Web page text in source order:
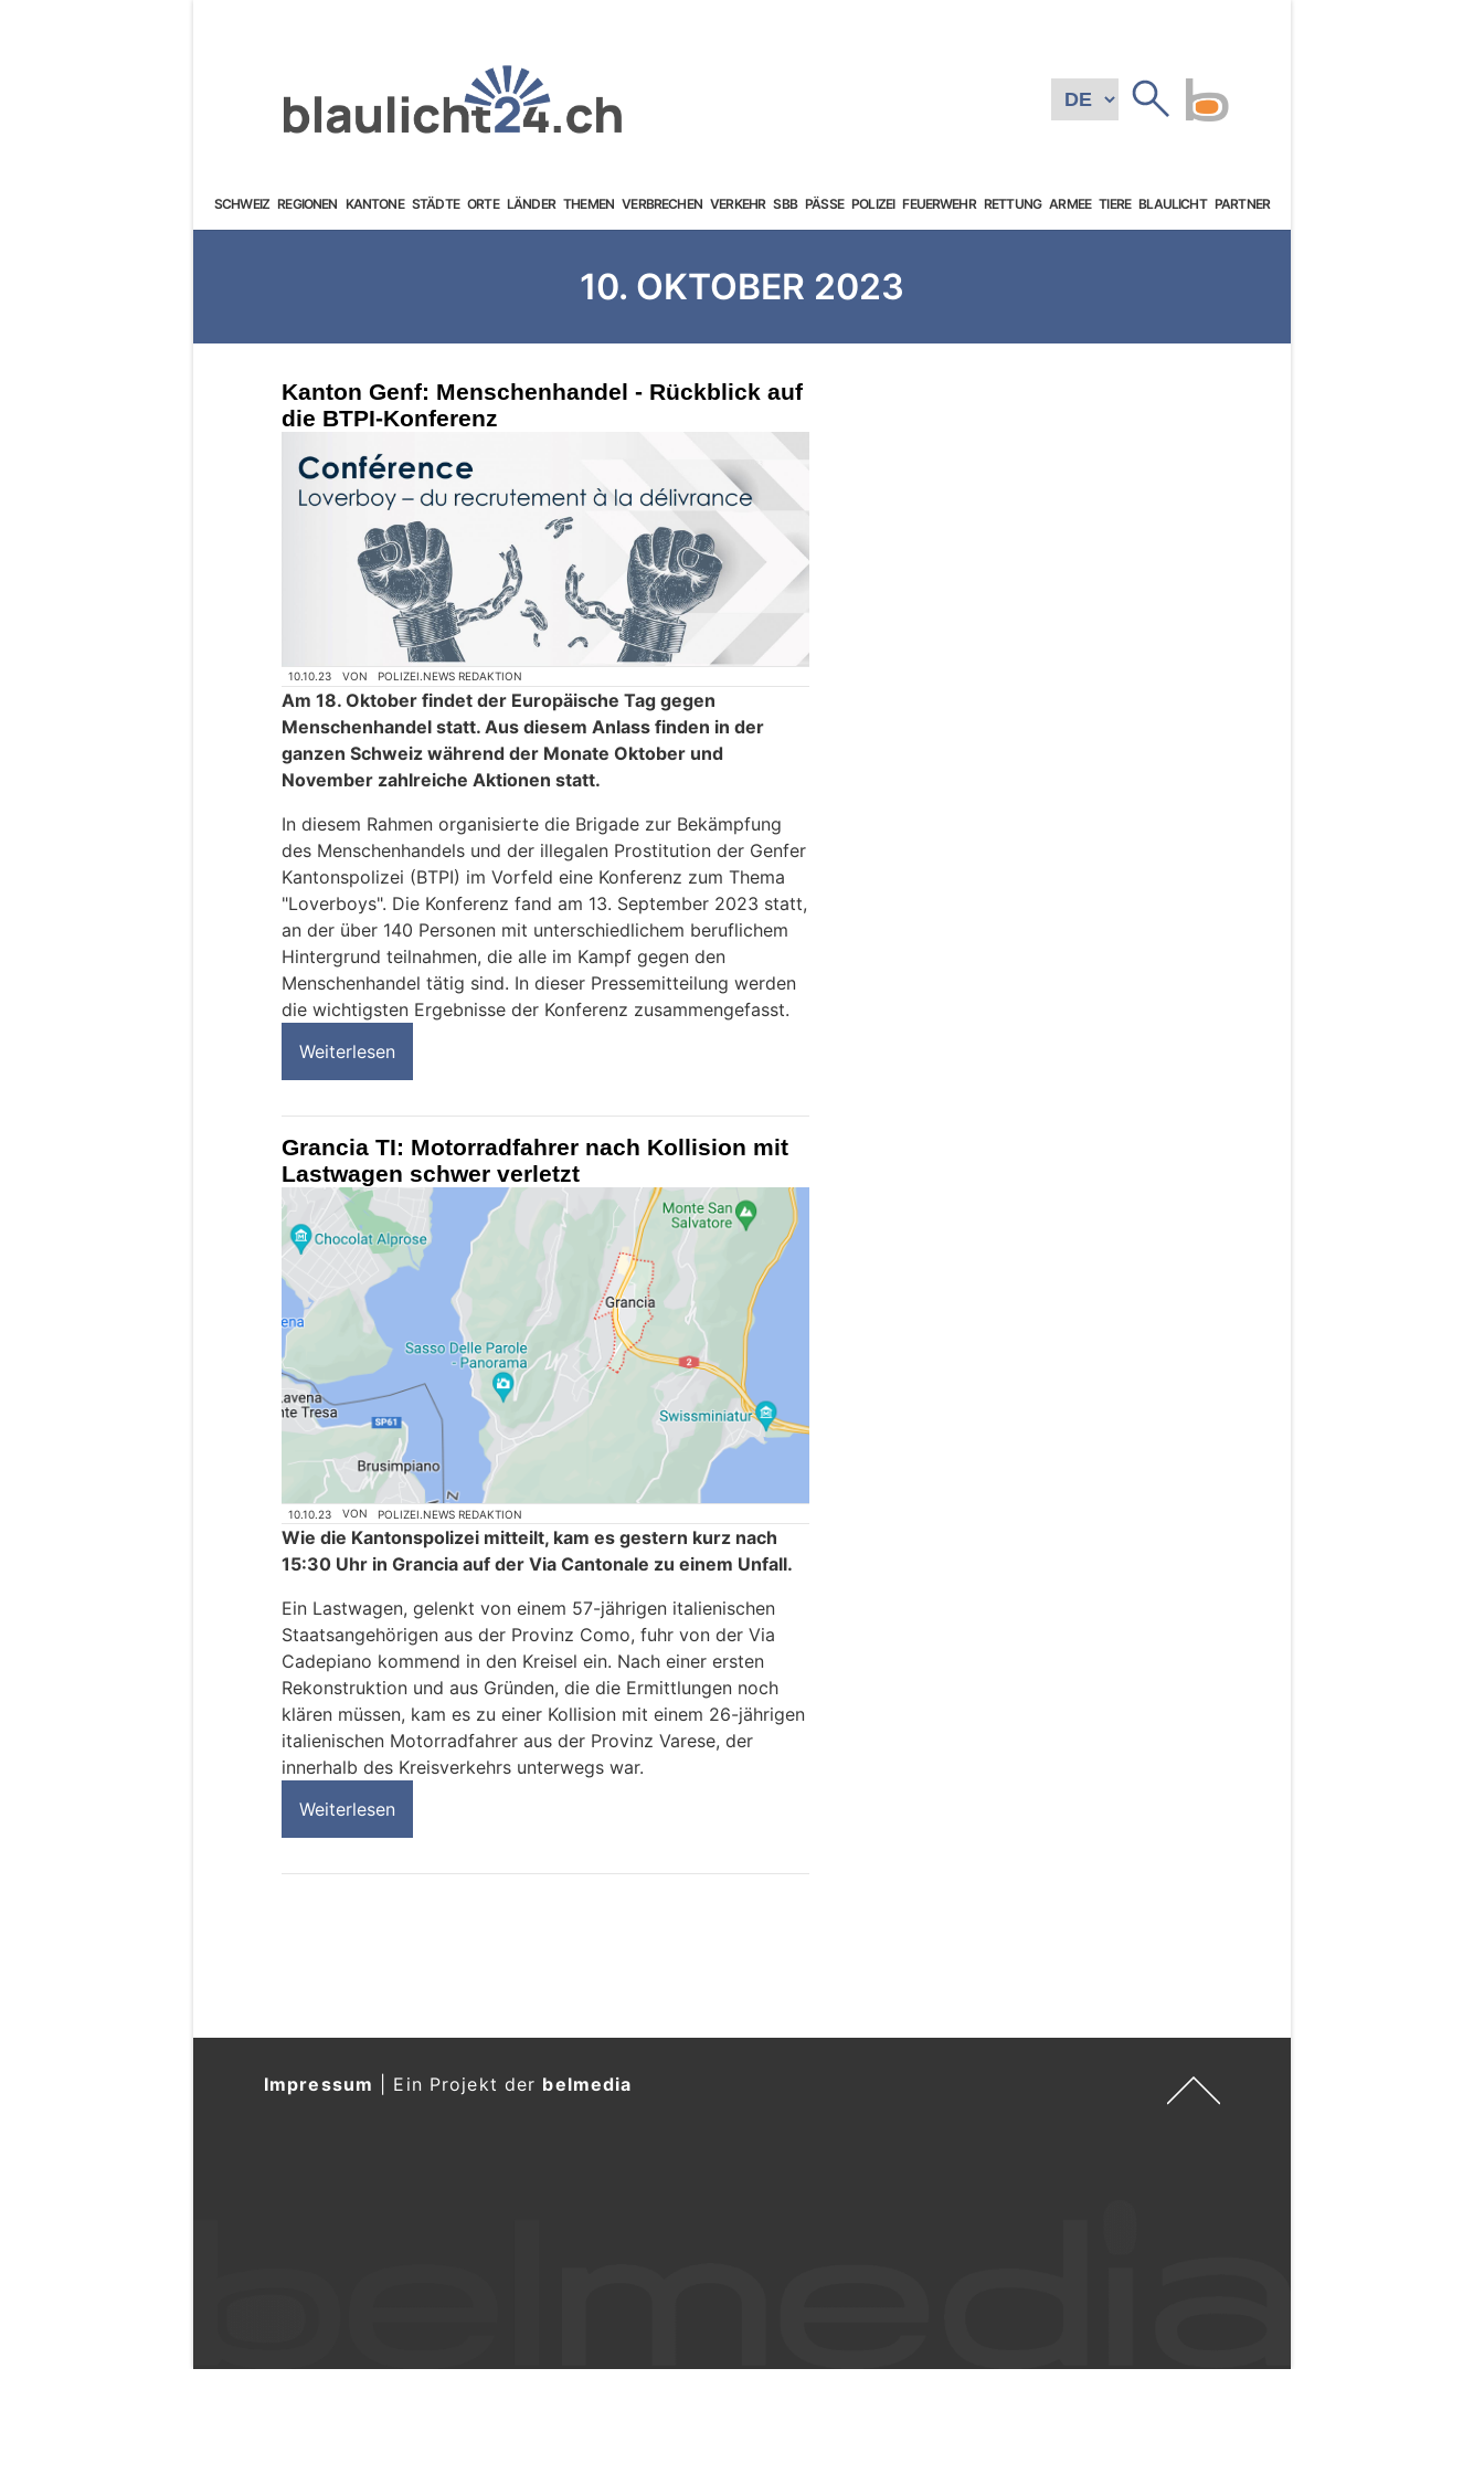
SCHWEIZ REGIONEN KANTONE STÄDTE ORTE LÄNDER THEMEN VERBRECHEN VERKEHR SBB PÄSSE POLIZEI FEUERWEHR RETTUNG ARMEE TIERE BLAULICHT PARTNER
10. OKTOBER 2023
Kanton Genf: Menschenhandel - Rückblick auf
die BTPI-Konferenz
10.10.23 VON POLIZEI.NEWS REDAKTION
Am 18. Oktober findet der Europäische Tag gegen
Menschenhandel statt. Aus diesem Anlass finden in der
ganzen Schweiz während der Monate Oktober und
November zahlreiche Aktionen statt.
In diesem Rahmen organisierte die Brigade zur Bekämpfung
des Menschenhandels und der illegalen Prostitution der Genfer
Kantonspolizei (BTPI) im Vorfeld eine Konferenz zum Thema
"Loverboys". Die Konferenz fand am 13. September 2023 statt,
an der über 140 Personen mit unterschiedlichem beruflichem
Hintergrund teilnahmen, die alle im Kampf gegen den
Menschenhandel tätig sind. In dieser Pressemitteilung werden
die wichtigsten Ergebnisse der Konferenz zusammengefasst.
Weiterlesen
Grancia TI: Motorradfahrer nach Kollision mit
Lastwagen schwer verletzt
10.10.23 VON POLIZEI.NEWS REDAKTION
Wie die Kantonspolizei mitteilt, kam es gestern kurz nach
15:30 Uhr in Grancia auf der Via Cantonale zu einem Unfall.
Ein Lastwagen, gelenkt von einem 57-jährigen italienischen
Staatsangehörigen aus der Provinz Como, fuhr von der Via
Cadepiano kommend in den Kreisel ein. Nach einer ersten
Rekonstruktion und aus Gründen, die die Ermittlungen noch
klären müssen, kam es zu einer Kollision mit einem 26-jährigen
italienischen Motorradfahrer aus der Provinz Varese, der
innerhalb des Kreisverkehrs unterwegs war.
Weiterlesen
Impressum Ein Projekt der belmedia